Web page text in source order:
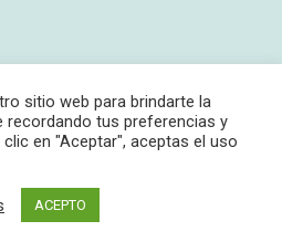
sitio web para brindarte la
recordando tus preferencias y
en "Aceptar", aceptas el uso
ACEPTO